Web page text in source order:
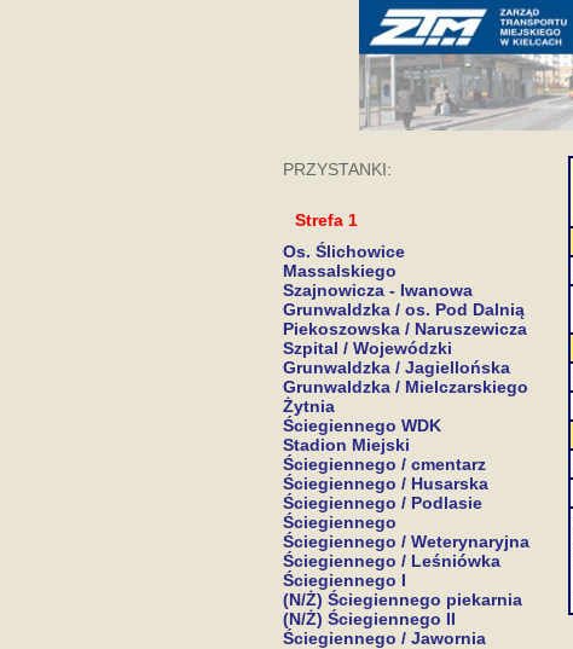
PRZYSTANKI:
Strefa 1
Os. Ślichowice
Massalskiego
Szajnowicza - Iwanowa
Grunwaldzka / os. Pod Dalnią
Piekoszowska / Naruszewicza
Szpital / Wojewódzki
Grunwaldzka / Jagiellońska
Grunwaldzka / Mielczarskiego
Żytnia
Ściegiennego WDK
Stadion Miejski
Ściegiennego / cmentarz
Ściegiennego / Husarska
Ściegiennego / Podlasie
Ściegiennego
Ściegiennego / Weterynaryjna
Ściegiennego / Leśniówka
Ściegiennego I
(N/Ż) Ściegiennego piekarnia
(N/Ż) Ściegiennego II
Ściegiennego / Jawornia